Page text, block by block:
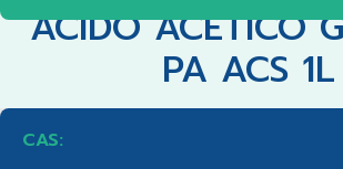
ACIDO ACETICO
PA ACS 1L
CAS: